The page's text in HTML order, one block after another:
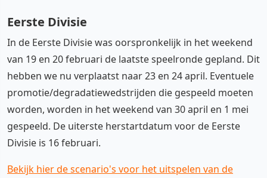
Eerste Divisie
In de Eerste Divisie was oorspronkelijk in het weekend
van 19 en 20 februari de laatste speelronde gepland. Dit
hebben we nu verplaatst naar 23 en 24 april. Eventuele
promotie/degradatiewedstrijden die gespeeld moeten
worden, worden in het weekend van 30 april en 1 mei
gespeeld. De uiterste herstartdatum voor de Eerste
Divisie is 16 februari.
Bekijk hier de scenario's voor het uitspelen van de